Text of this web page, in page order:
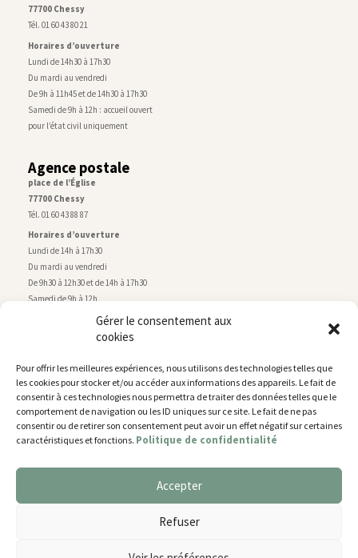
Gérer le consentement aux
cookies
Pour offrir les meilleures expériences, nous utilisons des technologies telles que
les cookies pour stocker et/ou accéder aux informations des appareils. Le fait de
consentir à ces technologies nous permettra de traiter des données telles que le
comportement de navigation ou les ID uniques sur ce site. Le fait de ne pas
consentir ou de retirer son consentement peut avoir un effet négatif sur certaines
caractéristiques et fonctions. Politique de confidentialité
Accepter
Refuser
77700 Chessy
Tél. 01 60 43 80 21
Horaires d’ouverture
Lundi de 14h30 à 17h30
Du mardi au vendredi
De 9h à 11h45 et de 14h30 à 17h30
Samedi de 9h à 12h : accueil ouvert
pour l’état civil uniquement
Agence postale
place de l’Église
77700 Chessy
Tél. 01 60 43 88 87
Horaires d’ouverture
Lundi de 14h à 17h30
Du mardi au vendredi
De 9h30 à 12h30 et de 14h à 17h30
Samedi de 9h à 12h
Service technique
rue de Montry–77700 Chessy
Tél. 01 60 43 52 63
Horaires d’ouverture
Lundi, mardi et jeudi
De 9h à 11h45 et de 14h30 à 17h30
Nous utilisons des cookies pour vous offrir la meilleure
You can find out more about which cookies we are using or